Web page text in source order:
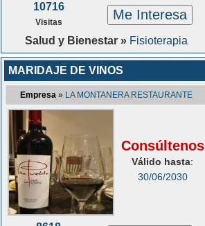
10716
Visitas Me Interesa
Salud y Bienestar » Fisioterapia
MARIDAJE DE VINOS
Empresa» LA MONTANERA RESTAURANTE
Consúltenos
Válido hasta:
30/06/2030